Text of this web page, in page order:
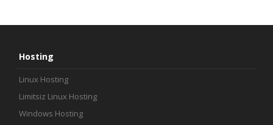
Hosting
Linux Hosting
Limitsiz Linux Hosting
Windows Hosting